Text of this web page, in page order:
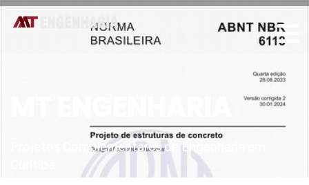
Projetos Complementares de Engenharia em